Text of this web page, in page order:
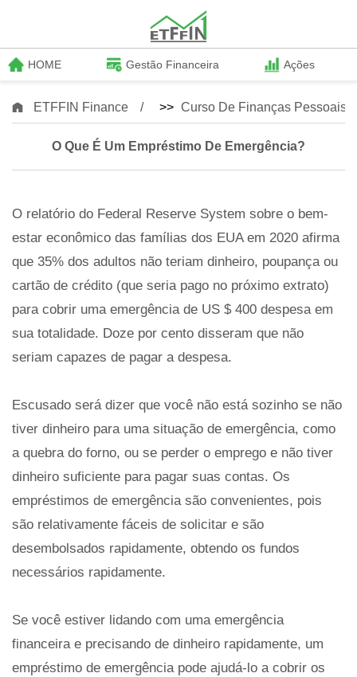
HOME Gestão Financeira Ações
ETFFIN Finance >> Curso De Finanças Pessoais
O Que É Um Empréstimo De Emergência?
O relatório do Federal Reserve System sobre o bem-
estar econômico das famílias dos EUA em 2020 afirma
que 35% dos adultos não teriam dinheiro, poupança ou
cartão de crédito (que seria pago no próximo extrato)
para cobrir uma emergência de US $ 400 despesa em
sua totalidade. Doze por cento disseram que não
seriam capazes de pagar a despesa.
Escusado será dizer que você não está sozinho se não
tiver dinheiro para uma situação de emergência, como
a quebra do forno, ou se perder o emprego e não tiver
dinheiro suficiente para pagar suas contas. Os
empréstimos de emergência são convenientes, pois
são relativamente fáceis de solicitar e são
desembolsados ​​rapidamente, obtendo os fundos
necessários rapidamente.
Se você estiver lidando com uma emergência
financeira e precisando de dinheiro rapidamente, um
empréstimo de emergência pode ajudá-lo a cobrir os